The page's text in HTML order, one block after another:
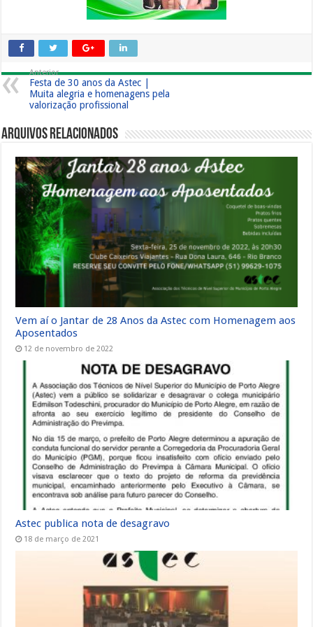
Anterior
Festa de 30 anos da Astec |
Muita alegria e homenagens pela
valorização profissional
Arquivos Relacionados
Vem aí o Jantar de 28 Anos da Astec com Homenagem aos
Aposentados
12 de novembro de 2022
Astec publica nota de desagravo
18 de março de 2021